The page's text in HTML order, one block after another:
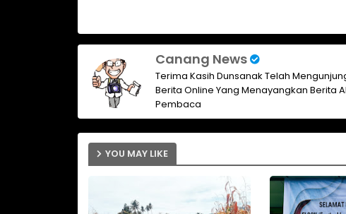
Canang News
Terima Kasih Dunsanak Telah
Berita Online Yang Menayangkan Berita
Pembaca
YOU MAY LIKE